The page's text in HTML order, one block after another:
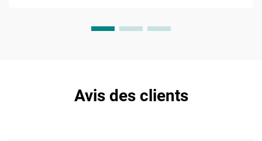
Avis des clients